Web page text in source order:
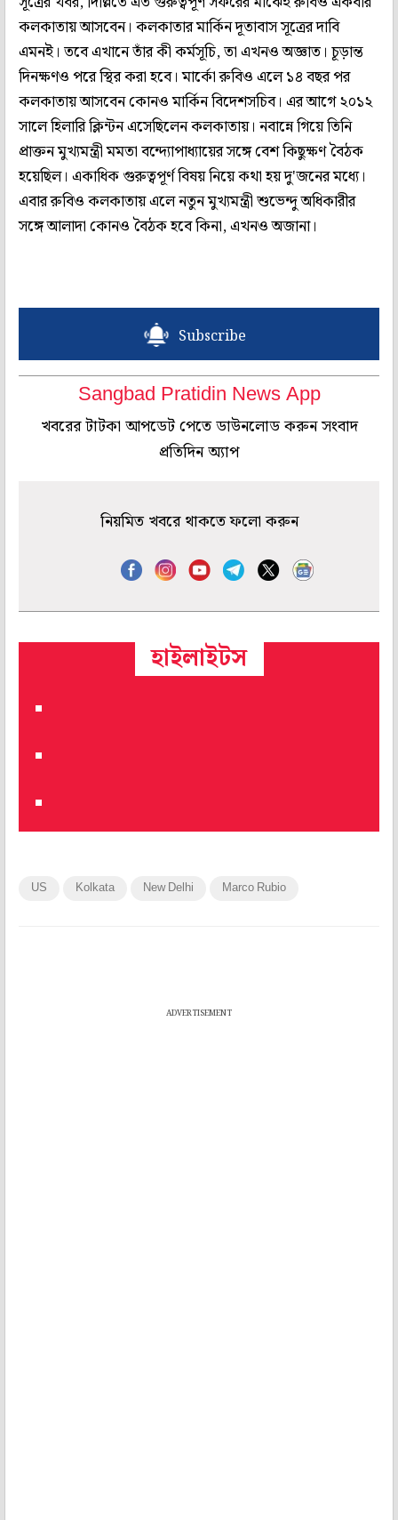
কলকাতায় আসবেন। কলকাতার মার্কিন দূতাবাস সূত্রের দাবি
এমনই। তবে এখানে তাঁর কী কর্মসূচি, তা এখনও অজ্ঞাত। চূড়ান্ত
দিনক্ষণও পরে স্থির করা হবে। মার্কো রুবিও এলে ১৪ বছর পর
কলকাতায় আসবেন কোনও মার্কিন বিদেশসচিব। এর আগে ২০১২
সালে হিলারি ক্লিন্টন এসেছিলেন কলকাতায়। নবান্নে গিয়ে তিনি
প্রাক্তন মুখ্যমন্ত্রী মমতা বন্দ্যোপাধ্যায়ের সঙ্গে বেশ কিছুক্ষণ বৈঠক
হয়েছিল। একাধিক গুরুত্বপূর্ণ বিষয় নিয়ে কথা হয় দু'জনের মধ্যে।
এবার রুবিও কলকাতায় এলে নতুন মুখ্যমন্ত্রী শুভেন্দু অধিকারীর
সঙ্গে আলাদা কোনও বৈঠক হবে কিনা, এখনও অজানা।
Subscribe
Sangbad Pratidin News App
খবরের টাটকা আপডেট পেতে ডাউনলোড করুন সংবাদ
প্রতিদিন অ্যাপ
নিয়মিত খবরে থাকতে ফলো করুন
হাইলাইটস
US Kolkata New Delhi Marco Rubio
ADVERTISEMENT